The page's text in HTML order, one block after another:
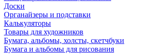
Доски
Органайзеры и подставки
Калькуляторы
Товары для художников
Бумага, альбомы, холсты, скетчбуки
Бумага и альбомы для рисования